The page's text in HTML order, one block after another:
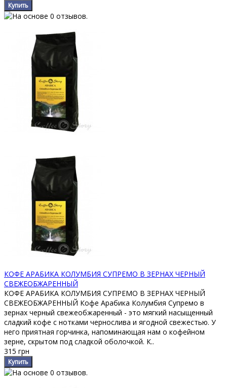
КОФЕ АРАБИКА КОЛУМБИЯ СУПРЕМО В ЗЕРНАХ ЧЕРНЫЙ
СВЕЖЕОБЖАРЕННЫЙ
КОФЕ АРАБИКА КОЛУМБИЯ СУПРЕМО В ЗЕРНАХ ЧЕРНЫЙ
СВЕЖЕОБЖАРЕННЫЙ Кофе Арабика Колумбия Супремо в
зернах черный свежеобжаренный - это мягкий насыщенный
сладкий кофе с нотками чернослива и ягодной свежестью. У
него приятная горчинка, напоминающая нам о кофейном
зерне, скрытом под сладкой оболочкой. К..
315 грн